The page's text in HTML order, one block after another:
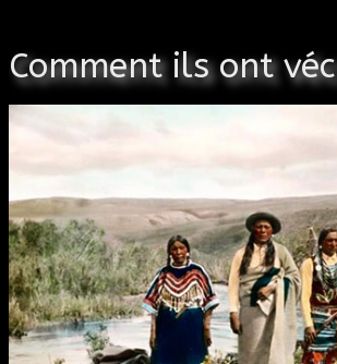
Comment ils ont